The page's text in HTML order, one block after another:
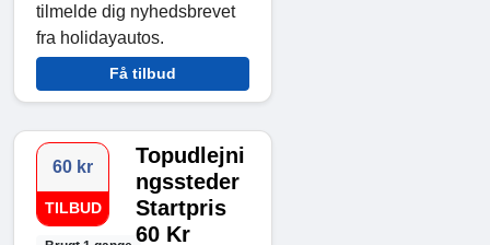
tilmelde dig nyhedsbrevet
fra holidayautos.
Få tilbud
60 kr
TILBUD
Topudlejni
ngssteder
Startpris
60 Kr